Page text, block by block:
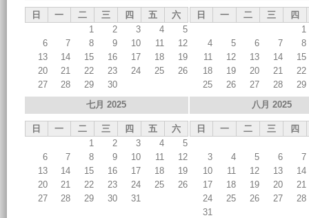
日 一 二 三 四 五
六
1
2 3 4
5
6
7 8 9 10 11
12
13
14 15 16 17 18
19
20
21 22 23 24 25
26
27
28 29 30
日 一 二 三
四
1
4
5 6 7
8
11
12 13 14
15
18
19 20 21
22
25
26 27 28
29
七月 2025
日 一 二 三 四 五
六
1
2 3 4
5
6
7 8 9 10 11
12
13
14 15 16 17 18
19
20
21 22 23 24 25
26
27
28 29 30 31
八月 2025
日 一 二 三 四
3 4 5 6
7
10
11 12 13
14
17
18 19 20
21
24
25 26 27
28
31